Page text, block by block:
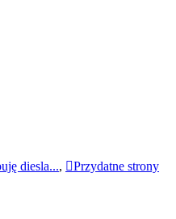
diesla...,
Przydatne strony